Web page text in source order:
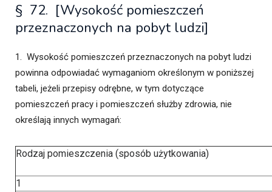
§ 72. [Wysokość pomieszczeń
przeznaczonych na pobyt ludzi]
1. Wysokość pomieszczeń przeznaczonych na pobyt ludzi
powinna odpowiadać wymaganiom określonym w poniższej
tabeli, jeżeli przepisy odrębne, w tym dotyczące
pomieszczeń pracy i pomieszczeń służby zdrowia, nie
określają innych wymagań:
Rodzaj pomieszczenia (sposób użytkowania)
1